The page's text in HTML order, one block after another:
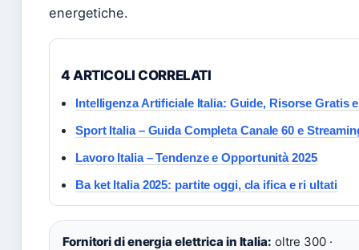
energetiche.
4 ARTICOLI CORRELATI
Intelligenza Artificiale Italia: Guide, Risorse Gratis
Sport Italia – Guida Completa Canale 60 e
Lavoro Italia – Tendenze e Opportunità 2025
Ba ket Italia 2025: partite oggi, cla ifica e ri ultati
Fornitori di energia elettrica in Italia: oltre 300 ·